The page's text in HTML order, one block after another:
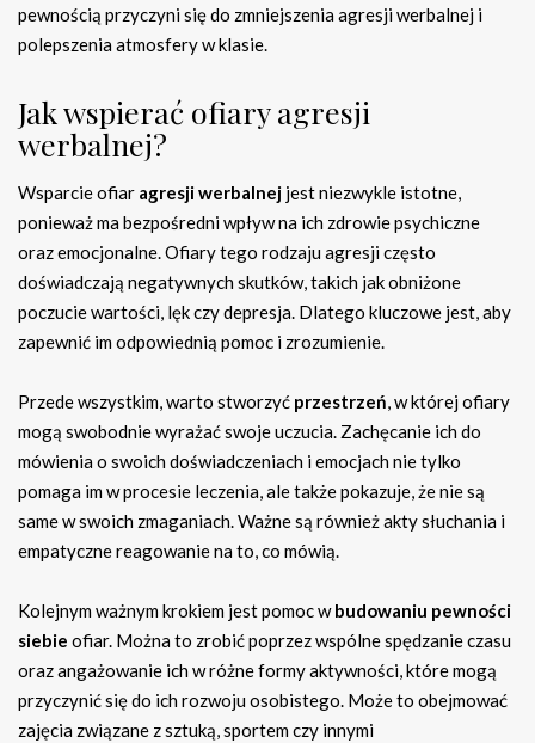
pewnością przyczyni się do zmniejszenia agresji werbalnej i
polepszenia atmosfery w klasie.
Jak wspierać ofiary agresji
werbalnej?
Wsparcie ofiar agresji werbalnej jest niezwykle istotne,
ponieważ ma bezpośredni wpływ na ich zdrowie psychiczne
oraz emocjonalne. Ofiary tego rodzaju agresji często
doświadczają negatywnych skutków, takich jak obniżone
poczucie wartości, lęk czy depresja. Dlatego kluczowe jest, aby
zapewnić im odpowiednią pomoc i zrozumienie.
Przede wszystkim, warto stworzyć przestrzeń, w której ofiary
mogą swobodnie wyrażać swoje uczucia. Zachęcanie ich do
mówienia o swoich doświadczeniach i emocjach nie tylko
pomaga im w procesie leczenia, ale także pokazuje, że nie są
same w swoich zmaganiach. Ważne są również akty słuchania i
empatyczne reagowanie na to, co mówią.
Kolejnym ważnym krokiem jest pomoc wbudowaniu pewności
siebie ofiar. Można to zrobić poprzez wspólne spędzanie czasu
oraz angażowanie ich w różne formy aktywności, które mogą
przyczynić się do ich rozwoju osobistego. Może to obejmować
zajęcia związane z sztuką, sportem czy innymi